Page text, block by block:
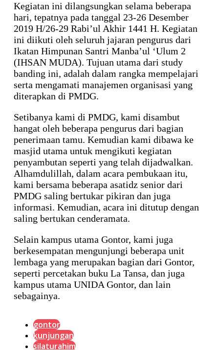
Kegiatan ini dilangsungkan selama beberapa
hari, tepatnya pada tanggal 23-26 Desember
2019 H/26-29 Rabi’ul Akhir 1441 H. Kegiatan
ini diikuti oleh seluruh jajaran pengurus dari
Ikatan Himpunan Santri Manba’ul ‘Ulum 2
(IHSAN MUDA). Tujuan utama dari study
banding ini, adalah dalam rangka mempelajari
serta mengamati manajemen organisasi yang
diterapkan di PMDG.
Setibanya kami di PMDG, kami disambut
hangat oleh beberapa pengurus dari bagian
penerimaan tamu. Kemudian kami dibawa ke
masjid utama untuk mengikuti kegiatan
penyambutan seperti yang telah dijadwalkan.
Alhamdulillah, dalam acara pembukaan itu,
kami bersama beberapa asatidz senior dari
PMDG saling bertukar pikiran dan juga
informasi. Kemudian, acara ini ditutup dengan
saling bertukan cenderamata.
Selain kampus utama Gontor, kami juga
berkesempatan mengunjungi beberapa unit
lembaga yang merupakan bagian dari Gontor,
seperti percetakan buku La Tansa, dan juga
kampus utama UNIDA Gontor, dan lain
sebagainya.
gontor
kunjungan
silaturahim